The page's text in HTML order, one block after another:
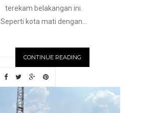
terekam belakangan ini.
Seperti kota mati dengan...
CONTINUE READING